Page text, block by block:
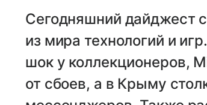
Сегодняшний дайджест
из мира технологий и
шок у коллекционеров,
от сбоев, а в Крыму